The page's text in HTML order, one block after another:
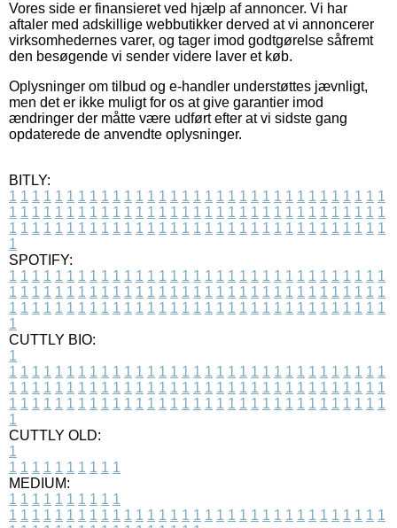
Vores side er finansieret ved hjælp af annoncer. Vi har
aftaler med adskillige webbutikker derved at vi annoncerer
virksomhedernes varer, og tager imod godtgørelse såfremt
den besøgende vi sender videre laver et køb.
Oplysninger om tilbud og e-handler understøttes jævnligt,
men det er ikke muligt for os at give garantier imod
ændringer der måtte være udført efter at vi sidste gang
opdaterede de anvendte oplysninger.
BITLY:
1 1 1 1 1 1 1 1 1 1 1 1 1 1 1 1 1 1 1 1 1 1 1 1 1 1 1 1 1 1 1 1 1
1 1 1 1 1 1 1 1 1 1 1 1 1 1 1 1 1 1 1 1 1 1 1 1 1 1 1 1 1 1 1 1 1
1 1 1 1 1 1 1 1 1 1 1 1 1 1 1 1 1 1 1 1 1 1 1 1 1 1 1 1 1 1 1 1 1
1
SPOTIFY:
1 1 1 1 1 1 1 1 1 1 1 1 1 1 1 1 1 1 1 1 1 1 1 1 1 1 1 1 1 1 1 1 1
1 1 1 1 1 1 1 1 1 1 1 1 1 1 1 1 1 1 1 1 1 1 1 1 1 1 1 1 1 1 1 1 1
1 1 1 1 1 1 1 1 1 1 1 1 1 1 1 1 1 1 1 1 1 1 1 1 1 1 1 1 1 1 1 1 1
1
CUTTLY BIO:
1
1 1 1 1 1 1 1 1 1 1 1 1 1 1 1 1 1 1 1 1 1 1 1 1 1 1 1 1 1 1 1 1 1
1 1 1 1 1 1 1 1 1 1 1 1 1 1 1 1 1 1 1 1 1 1 1 1 1 1 1 1 1 1 1 1 1
1 1 1 1 1 1 1 1 1 1 1 1 1 1 1 1 1 1 1 1 1 1 1 1 1 1 1 1 1 1 1 1 1
1
CUTTLY OLD:
1
1 1 1 1 1 1 1 1 1 1
MEDIUM:
1 1 1 1 1 1 1 1 1 1
1 1 1 1 1 1 1 1 1 1 1 1 1 1 1 1 1 1 1 1 1 1 1 1 1 1 1 1 1 1 1 1 1